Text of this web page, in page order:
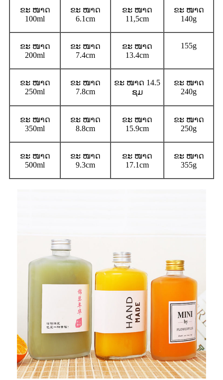
ຂະ ໜາດ
100ml
ຂະ ໜາດ
6.1cm
ຂະ ໜາດ
11,5cm
ຂະ ໜາດ
140g
ຂະ ໜາດ
200ml
ຂະ ໜາດ
7.4cm
ຂະ ໜາດ
13.4cm
155g
ຂະ ໜາດ
250ml
ຂະ ໜາດ
7.8cm
ຂະ ໜາດ 14.5
ຊມ
ຂະ ໜາດ
240g
ຂະ ໜາດ
350ml
ຂະ ໜາດ
8.8cm
ຂະ ໜາດ
15.9cm
ຂະ ໜາດ
250g
ຂະ ໜາດ
500ml
ຂະ ໜາດ
9.3cm
ຂະ ໜາດ
17.1cm
ຂະ ໜາດ
355g